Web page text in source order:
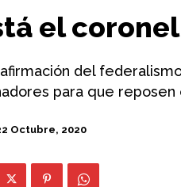
el
del
para que reposen
Octubre, 2020